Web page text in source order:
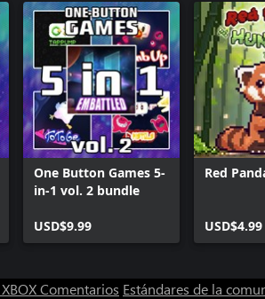
One Button Games 5-
in-1 vol. 2 bundle
USD$9.99
Red
USD$4.99
Comentarios Estándares de la